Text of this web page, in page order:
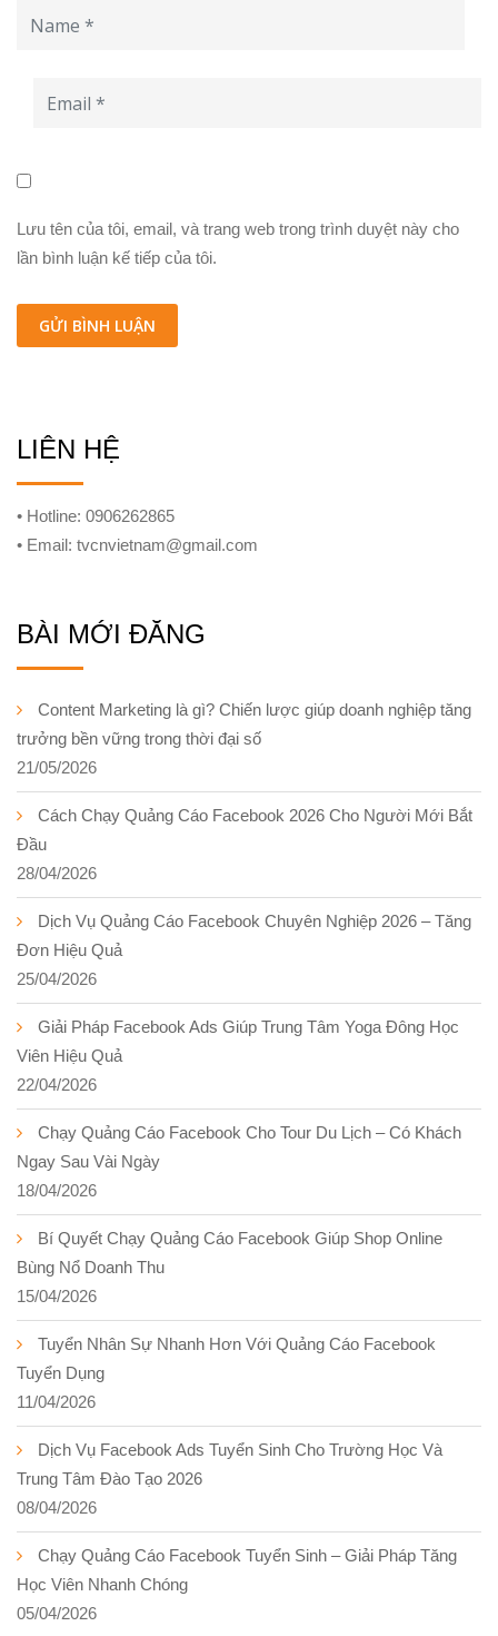
Lưu tên của tôi, email, và trang web trong trình duyệt này cho
lần bình luận kế tiếp của tôi.
LIÊN HỆ
• Hotline: 0906262865
• Email: tvcnvietnam@gmail.com
BÀI MỚI ĐĂNG
Content Marketing là gì? Chiến lược giúp doanh nghiệp tăng
trưởng bền vững trong thời đại số
21/05/2026
Cách Chạy Quảng Cáo Facebook 2026 Cho Người Mới Bắt
Đầu
28/04/2026
Dịch Vụ Quảng Cáo Facebook Chuyên Nghiệp 2026 – Tăng
Đơn Hiệu Quả
25/04/2026
Giải Pháp Facebook Ads Giúp Trung Tâm Yoga Đông Học
Viên Hiệu Quả
22/04/2026
Chạy Quảng Cáo Facebook Cho Tour Du Lịch – Có Khách
Ngay Sau Vài Ngày
18/04/2026
Bí Quyết Chạy Quảng Cáo Facebook Giúp Shop Online
Bùng Nổ Doanh Thu
15/04/2026
Tuyển Nhân Sự Nhanh Hơn Với Quảng Cáo Facebook
Tuyển Dụng
11/04/2026
Dịch Vụ Facebook Ads Tuyển Sinh Cho Trường Học Và
Trung Tâm Đào Tạo 2026
08/04/2026
Chạy Quảng Cáo Facebook Tuyển Sinh – Giải Pháp Tăng
Học Viên Nhanh Chóng
05/04/2026